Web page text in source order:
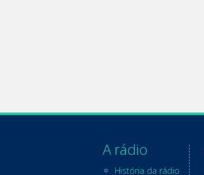
A rádio
História da rádio